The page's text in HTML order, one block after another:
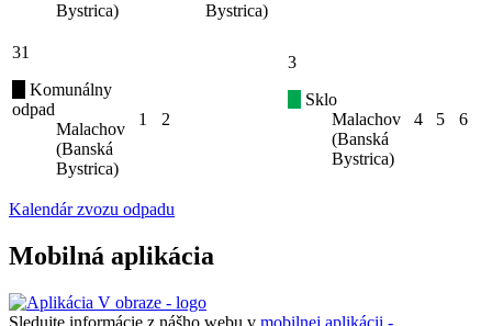
Bystrica)
Bystrica)
31
Komunálny
odpad
Malachov
(Banská
Bystrica)
1 2
3
Sklo
Malachov
(Banská
Bystrica)
4 5 6
Kalendár zvozu odpadu
Mobilná aplikácia
Sledujte informácie z nášho webu v mobilnej aplikácii -